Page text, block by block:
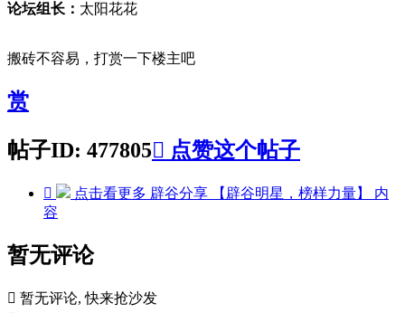
论坛组长： 太阳花花
搬砖不容易，打赏一下楼主吧
赏
帖子ID: 477805 点赞这个帖子
 点击看更多 辟谷分享 【辟谷明星，榜样力量】
内
容
暂无评论
 暂无评论, 快来抢沙发